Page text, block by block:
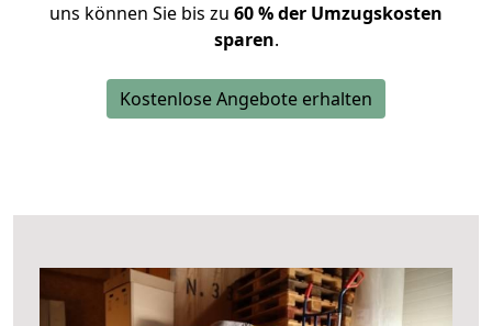
uns können Sie bis zu 60 % der Umzugskosten
sparen.
Kostenlose Angebote erhalten